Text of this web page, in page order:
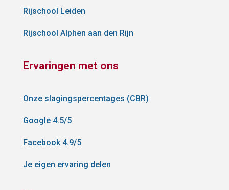
Rijschool Leiden
Rijschool Alphen aan den Rijn
Ervaringen met ons
Onze slagingspercentages (CBR)
Google 4.5/5
Facebook 4.9/5
Je eigen ervaring delen